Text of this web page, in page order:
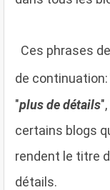
Ces phrases
de continuation:
"plus de détails
certains blogs
rendent le titre
détails.